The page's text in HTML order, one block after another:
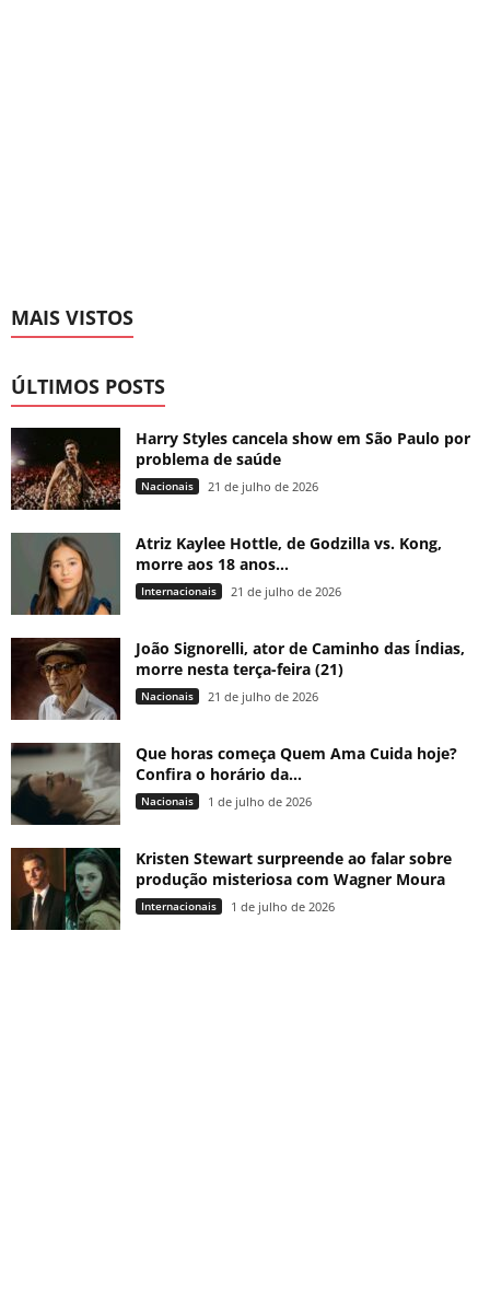
MAIS VISTOS
ÚLTIMOS POSTS
Harry Styles cancela show em São Paulo por
problema de saúde
Nacionais 21 de julho de 2026
Atriz Kaylee Hottle, de Godzilla vs. Kong,
morre aos 18 anos...
Internacionais 21 de julho de 2026
João Signorelli, ator de Caminho das Índias,
morre nesta terça-feira (21)
Nacionais 21 de julho de 2026
Que horas começa Quem Ama Cuida hoje?
Confira o horário da...
Nacionais 1 de julho de 2026
Kristen Stewart surpreende ao falar sobre
produção misteriosa com Wagner Moura
Internacionais 1 de julho de 2026